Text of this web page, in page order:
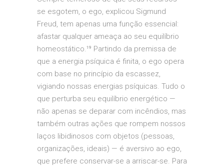
se esgotem, o ego, explicou Sigmund
Freud, tem apenas uma função essencial:
afastar qualquer ameaça ao seu equilíbrio
homeostático.¹⁹ Partindo da premissa de
que a energia psíquica é finita, o ego opera
com base no princípio da escassez,
vigiando nossas energias psíquicas. Tudo o
que perturba seu equilíbrio energético —
não apenas se deparar com incêndios, mas
também outras ações que rompem nossos
laços libidinosos com objetos (pessoas,
organizações, ideais) — é aversivo ao ego,
que prefere conservar-se a arriscar-se. Para